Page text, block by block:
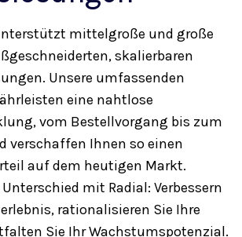
mittelgroße und große
skalierbaren
Unsere umfassenden
eine nahtlose
vom Bestellvorgang bis zum
verschaffen Ihnen so einen
auf dem heutigen Markt.
mit Radial: Verbessern
rationalisieren Sie Ihre
Sie Ihr Wachstumspotenzial.